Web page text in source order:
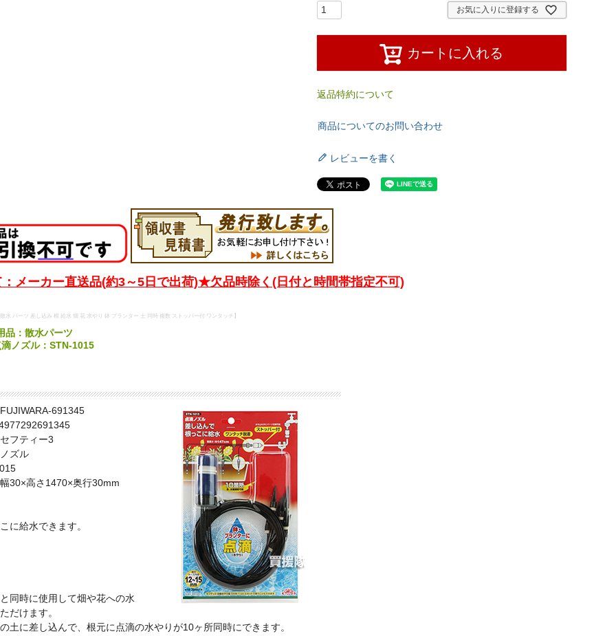
)
お気に入りに登録する
カートに入れる
返品特約について
商品についてのお問い合わせ
レビューを書く
メーカー直送品(約3～5日で出荷)★欠品時除く(日付と時間帯指定不可)
水 パーツ 差し込み 根 給水 畑 花 水やり 鉢 プランター 土 同時 複数 ストッパー付 ワンタッチ】
品：散水パーツ
ノズル：STN-1015
691345
ティー3
ル
高さ1470×奥行30mm
に給水できます。
同時に使用して畑や花への水
だけます。
土に差し込んで、根元に点滴の水やりが10ヶ所同時にできます。